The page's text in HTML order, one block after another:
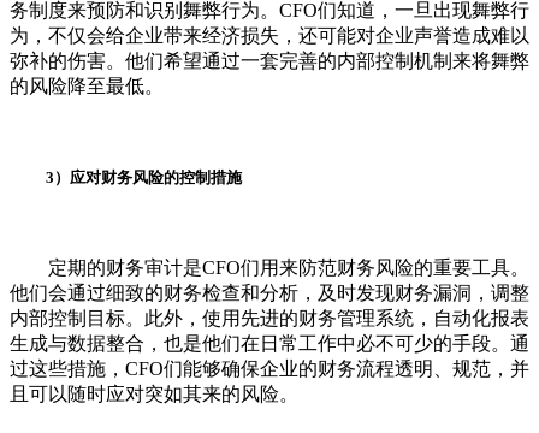
务制度来预防和识别舞弊行为。CFO们知道，一旦出现舞弊行
为，不仅会给企业带来经济损失，还可能对企业声誉造成难以
弥补的伤害。他们希望通过一套完善的内部控制机制来将舞弊
的风险降至最低。
3）应对财务风险的控制措施
定期的财务审计是CFO们用来防范财务风险的重要工具。
他们会通过细致的财务检查和分析，及时发现财务漏洞，调整
内部控制目标。此外，使用先进的财务管理系统，自动化报表
生成与数据整合，也是他们在日常工作中必不可少的手段。通
过这些措施，CFO们能够确保企业的财务流程透明、规范，并
且可以随时应对突如其来的风险。